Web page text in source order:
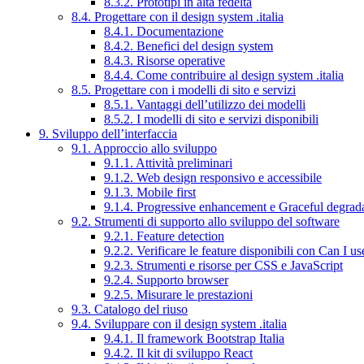
8.4. Progettare con il design system .italia
8.4.1. Documentazione
8.4.2. Benefici del design system
8.4.3. Risorse operative
8.4.4. Come contribuire al design system .italia
8.5. Progettare con i modelli di sito e servizi
8.5.1. Vantaggi dell’utilizzo dei modelli
8.5.2. I modelli di sito e servizi disponibili
9. Sviluppo dell’interfaccia
9.1. Approccio allo sviluppo
9.1.1. Attività preliminari
9.1.2. Web design responsivo e accessibile
9.1.3. Mobile first
9.1.4. Progressive enhancement e Graceful
9.2. Strumenti di supporto allo sviluppo del software
9.2.1. Feature detection
9.2.2. Verificare le feature disponibili con Can I
9.2.3. Strumenti e risorse per CSS e JavaScript
9.2.4. Supporto browser
9.2.5. Misurare le prestazioni
9.3. Catalogo del riuso
9.4. Sviluppare con il design system .italia
9.4.1. Il framework Bootstrap Italia
9.4.2. Il kit di sviluppo React